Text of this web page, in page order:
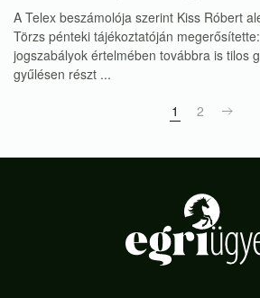
A Telex beszámolója szerint Kiss Róbert
Törzs pénteki tájékoztatóján
jogszabályok értelmében továbbra is tilos
gyűlésen részt ...
1 2